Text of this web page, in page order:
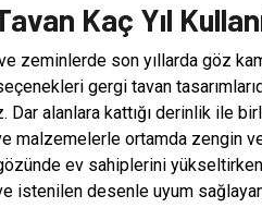
Kaç Yıl
zeminlerde son yıllarda göz
gergi tavan
Dar alanlara kattığı derinlik ile
malzemelerle ortamda zengin
ev sahiplerini yükseltirken
istenilen desenle uyum